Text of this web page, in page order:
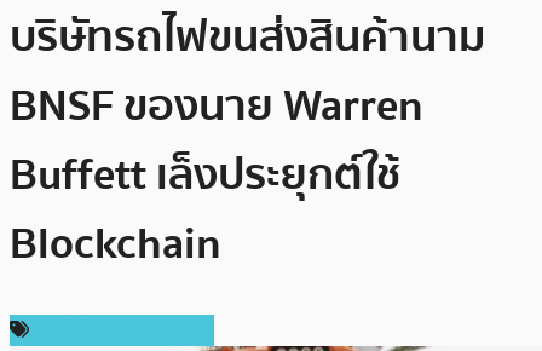
บริษัทรถไฟขนส่งสินค้านาม
BNSF ของนาย Warren
Buffett เล็งประยุกต์ใช้
Blockchain